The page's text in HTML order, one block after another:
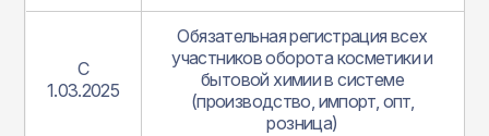
С
1.03.2025
Обязательная регистрация всех
участников оборота косметики и
бытовой химии в системе
(производство, импорт, опт,
розница)